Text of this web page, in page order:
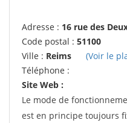
Adresse : 16 rue des
Code postal : 51100
Ville : Reims
(Voir le
Téléphone :
Site Web :
Le mode de
est en principe toujours